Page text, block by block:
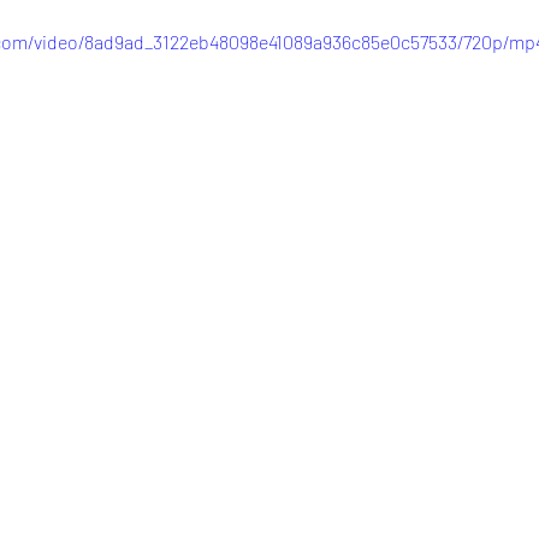
video/8ad9ad_3122eb48098e41089a936c85e0c57533/720p/